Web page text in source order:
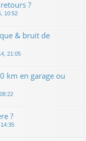
?
10:52
& bruit de
21:05
km en garage ou
?